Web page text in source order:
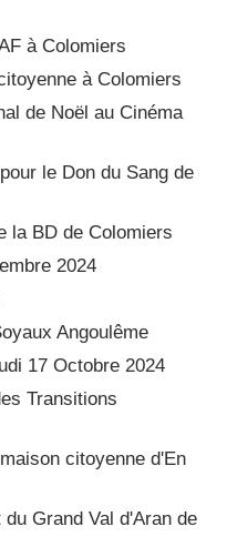
à Colomiers
à Colomiers
de Noël au Cinéma
le Don du Sang de
la BD de Colomiers
2024
Angoulême
17 Octobre 2024
Transitions
citoyenne d'En
Grand Val d'Aran de